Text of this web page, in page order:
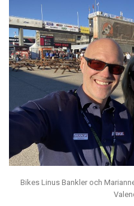
Bikes Linus Bankler och